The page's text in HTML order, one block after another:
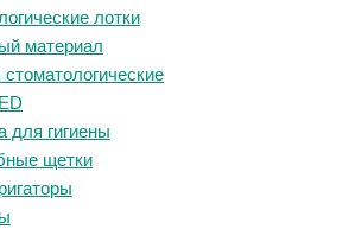
лотки
материал
для гигиены
щетки